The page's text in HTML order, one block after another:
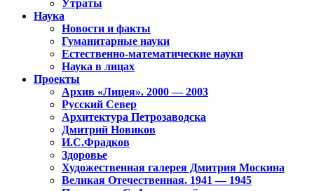
Утраты
Наука
Новости и факты
Гуманитарные науки
Естественно-математические науки
Наука в лицах
Проекты
Архив «Лицея». 2000 — 2003
Русский Север
Архитектура Петрозаводска
Дмитрий Новиков
И.С.Фрадков
Здоровье
Художественная галерея Дмитрия Москина
Великая Отечественная. 1941 — 1945